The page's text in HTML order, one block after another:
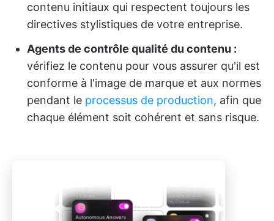
contenu initiaux qui respectent toujours les
directives stylistiques de votre entreprise.
Agents de contrôle qualité du contenu :
vérifiez le contenu pour vous assurer qu'il est
conforme à l'image de marque et aux normes
pendant le processus de production, afin que
chaque élément soit cohérent et sans risque.